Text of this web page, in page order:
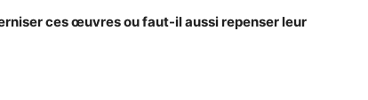
ces œuvres ou faut-il aussi repenser leur